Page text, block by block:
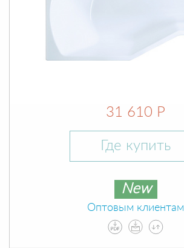
31 610 Р
Где купить
New
Оптовым клиентам